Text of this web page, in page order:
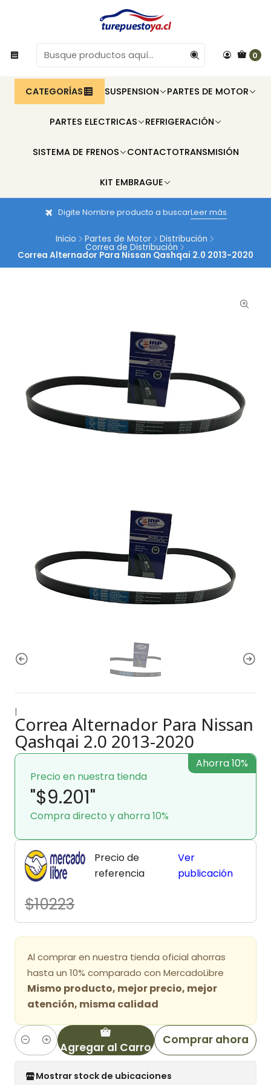
0
CATEGORÍAS SUSPENSION PARTES DE MOTOR
PARTES ELECTRICAS REFRIGERACIÓN
SISTEMA DE FRENOS CONTACTOTRANSMISIÓN
KIT EMBRAGUE
Digite Nombre producto a buscarLeer más
Inicio Partes de Motor Distribución
Correa de Distribución
Correa Alternador Para Nissan Qashqai 2.0 2013-2020
|
Correa Alternador Para Nissan
Qashqai 2.0 2013-2020
Precio en nuestra tienda
"$9.201"
Compra directo y ahorra 10%
Ahorra 10%
Precio de
referencia
$10223
Ver
publicación
Al comprar en nuestra tienda oficial ahorras
hasta un 10% comparado con MercadoLibre
Mismo producto, mejor precio, mejor
atención, misma calidad
Cantidad Agregar al Carro
Comprar ahora
Mostrar stock de ubicaciones